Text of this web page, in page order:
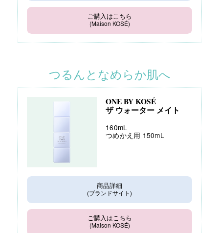
ご購入はこちら
(Maison KOSÉ)
つるんとなめらか肌へ
ONE BY KOSÉ
ザ ウォーター メイト
160mL
つめかえ用 150mL
商品詳細
(ブランドサイト)
ご購入はこちら
(Maison KOSÉ)